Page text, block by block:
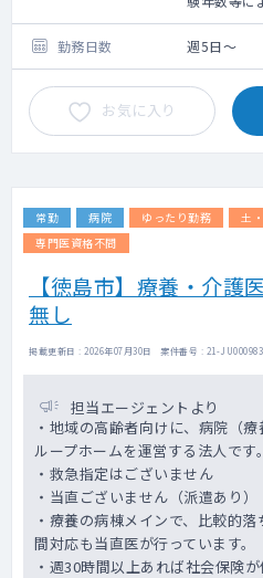
【巡回健診】
・受付終了
務時間とし
・健診先：
・受診者；
が主となり
はじめに説
も、後日、
・白衣・聴
勤務日数 週5日～
お気に入り
常勤 病院 ゆったり勤務 土
専門医資格不問
【徳島市】療養・介護
無し
掲載更新日 : 2026年07月30日 案件番号 : 21-JU000983
担当エージェントより
・地域の高齢者向けに、病院（
ループホームを運営する法人です。
・救急指定はございません
・当直ございません（派遣あり）
・療養の病棟メインで、比較的
間対応も当直医が行っています。
・週30時間以上あれば社会保険